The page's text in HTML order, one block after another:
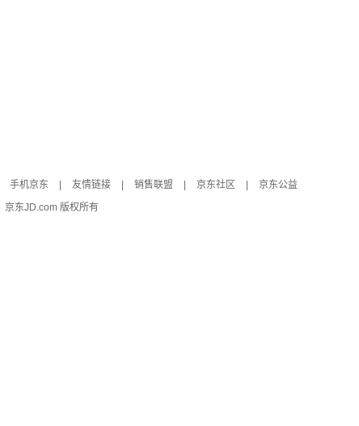
手机京东 友情链接 销售联盟 京东社区
京东公益
京东JD.com 版权所有